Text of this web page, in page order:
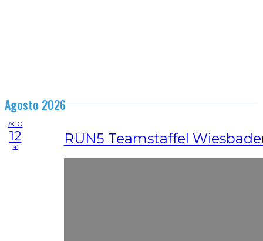
Agosto 2026
AGO
12
4ª RUN5 Teamstaffel